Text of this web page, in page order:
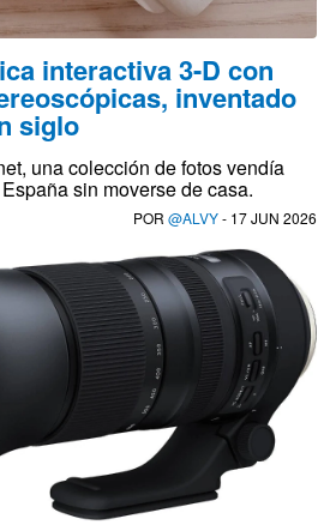
interactiva 3-D con
inventado
siglo
una colección de fotos vendía
sin moverse de casa.
POR @ALVY- 17 JUN 2026